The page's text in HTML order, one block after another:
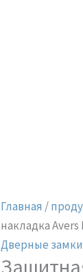
Главная /
накладка Avers
Дверные замки